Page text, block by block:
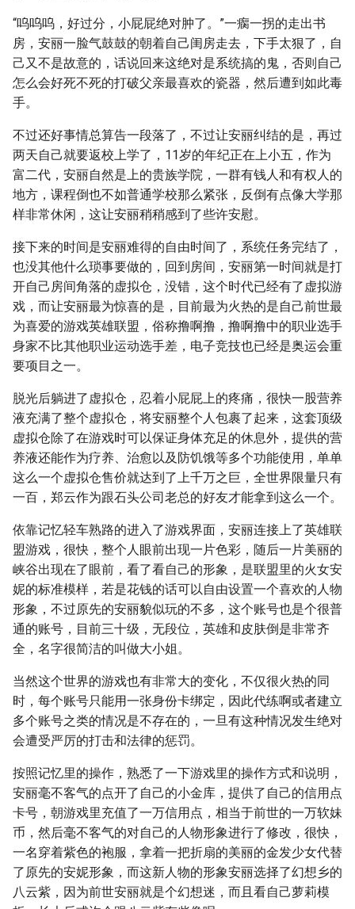
“呜呜呜，好过分，小屁屁绝对肿了。”一瘸一拐的走出书
房，安丽一脸气鼓鼓的朝着自己闺房走去，下手太狠了，自
己又不是故意的，话说回来这绝对是系统搞的鬼，否则自己
怎么会好死不死的打破父亲最喜欢的瓷器，然后遭到如此毒
手。
不过还好事情总算告一段落了，不过让安丽纠结的是，再过
两天自己就要返校上学了，11岁的年纪正在上小五，作为
富二代，安丽自然是上的贵族学院，一群有钱人和有权人的
地方，课程倒也不如普通学校那么紧张，反倒有点像大学那
样非常休闲，这让安丽稍稍感到了些许安慰。
接下来的时间是安丽难得的自由时间了，系统任务完结了，
也没其他什么琐事要做的，回到房间，安丽第一时间就是打
开自己房间角落的虚拟仓，没错，这个时代已经有了虚拟游
戏，而让安丽最为惊喜的是，目前最为火热的是自己前世最
为喜爱的游戏英雄联盟，俗称撸啊撸，撸啊撸中的职业选手
身家不比其他职业运动选手差，电子竞技也已经是奥运会重
要项目之一。
脱光后躺进了虚拟仓，忍着小屁屁上的疼痛，很快一股营养
液充满了整个虚拟仓，将安丽整个人包裹了起来，这套顶级
虚拟仓除了在游戏时可以保证身体充足的休息外，提供的营
养液还能作为疗养、治愈以及防饥饿等多个功能使用，单单
这么一个虚拟仓售价就达到了上千万之巨，全世界限量只有
一百，郑云作为跟石头公司老总的好友才能拿到这么一个。
依靠记忆轻车熟路的进入了游戏界面，安丽连接上了英雄联
盟游戏，很快，整个人眼前出现一片色彩，随后一片美丽的
峡谷出现在了眼前，看了看自己的形象，是联盟里的火女安
妮的标准模样，若是花钱的话可以自由设置一个喜欢的人物
形象，不过原先的安丽貌似玩的不多，这个账号也是个很普
通的账号，目前三十级，无段位，英雄和皮肤倒是非常齐
全，名字很简洁的叫做大小姐。
当然这个世界的游戏也有非常大的变化，不仅很火热的同
时，每个账号只能用一张身份卡绑定，因此代练啊或者建立
多个账号之类的情况是不存在的，一旦有这种情况发生绝对
会遭受严厉的打击和法律的惩罚。
按照记忆里的操作，熟悉了一下游戏里的操作方式和说明，
安丽毫不客气的点开了自己的小金库，提供了自己的信用点
卡号，朝游戏里充值了一万信用点，相当于前世的一万软妹
币，然后毫不客气的对自己的人物形象进行了修改，很快，
一名穿着紫色的袍服，拿着一把折扇的美丽的金发少女代替
了原先的安妮形象，而这新人物的形象安丽选择了幻想乡的
八云紫，因为前世安丽就是个幻想迷，而且看自己萝莉模